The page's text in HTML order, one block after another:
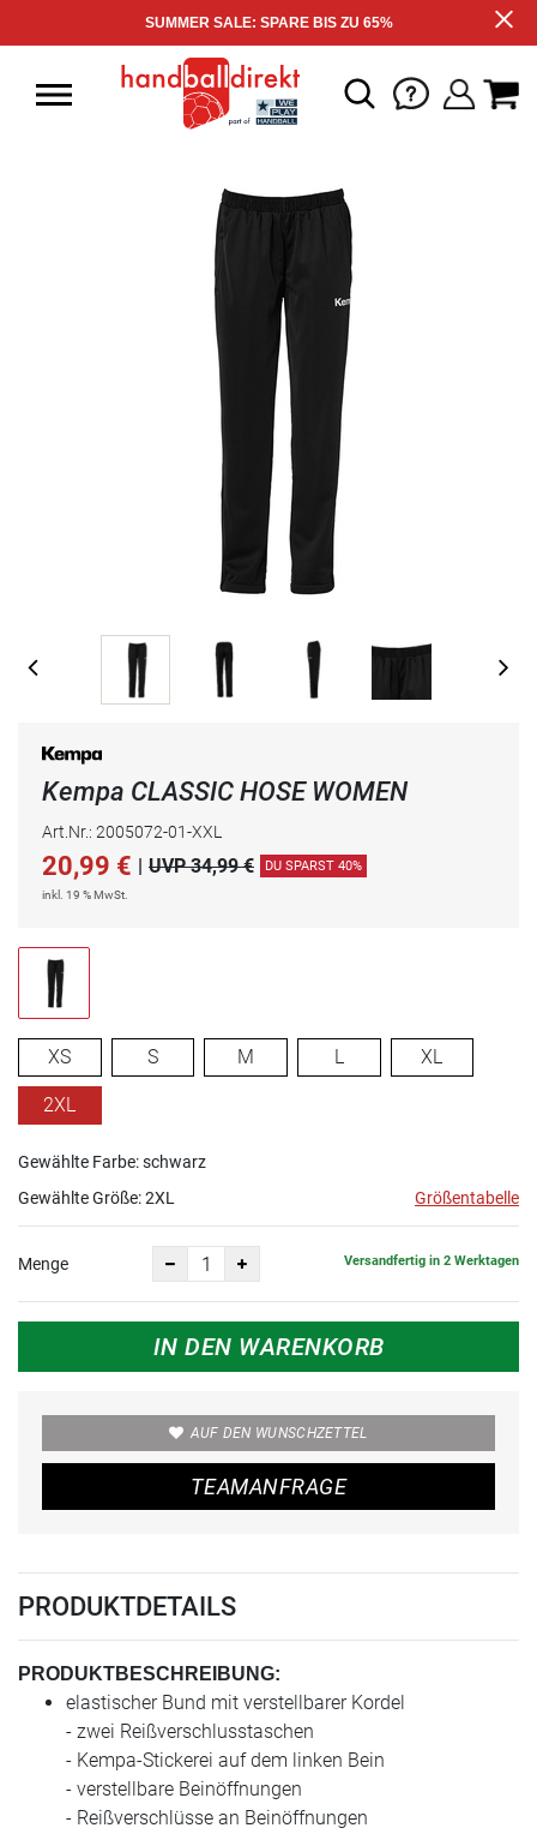
SUMMER SALE: SPARE BIS ZU 65%
Kempa CLASSIC HOSE WOMEN
Art.Nr.: 2005072-01-XXL
20,99 € | UVP 34,99 € DU SPARST 40%
inkl. 19 % MwSt.
XS S M L XL
2XL
Gewählte Farbe: schwarz
Gewählte Größe:2XL Größentabelle
Menge Versandfertig in 2 Werktagen
IN DEN WARENKORB
AUF DEN WUNSCHZETTEL
TEAMANFRAGE
PRODUKTDETAILS
PRODUKTBESCHREIBUNG:
elastischer Bund mit verstellbarer Kordel
- zwei Reißverschlusstaschen
- Kempa-Stickerei auf dem linken Bein
- verstellbare Beinöffnungen
- Reißverschlüsse an Beinöffnungen